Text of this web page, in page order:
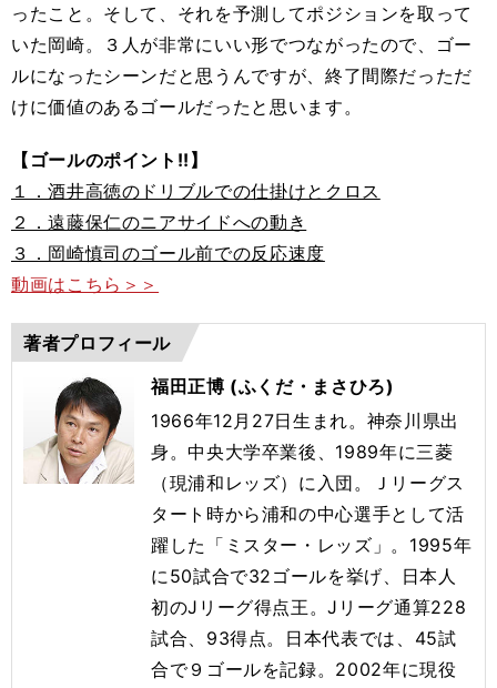
ったこと。そして、それを予測してポジションを取って
いた岡崎。３人が非常にいい形でつながったので、ゴー
ルになったシーンだと思うんですが、終了間際だっただ
けに価値のあるゴールだったと思います。
【ゴールのポイント!!】
１．酒井高徳のドリブルでの仕掛けとクロス
２．遠藤保仁のニアサイドへの動き
３．岡崎慎司のゴール前での反応速度
動画はこちら＞＞
著者プロフィール
福田正博 (ふくだ・まさひろ)
1966年12月27日生まれ。神奈川県出
身。中央大学卒業後、1989年に三菱
（現浦和レッズ）に入団。Ｊリーグス
タート時から浦和の中心選手として活
躍した「ミスター・レッズ」。1995年
に50試合で32ゴールを挙げ、日本人
初のJリーグ得点王。Jリーグ通算228
試合、93得点。日本代表では、45試
合で９ゴールを記録。2002年に現役